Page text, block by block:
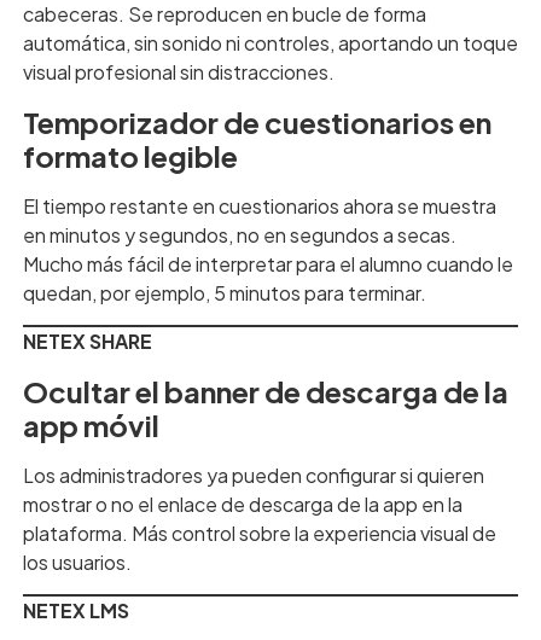
cabeceras. Se reproducen en bucle de forma
automática, sin sonido ni controles, aportando un toque
visual profesional sin distracciones.
Temporizador de cuestionarios en
formato legible
El tiempo restante en cuestionarios ahora se muestra
en minutos y segundos, no en segundos a secas.
Mucho más fácil de interpretar para el alumno cuando le
quedan, por ejemplo, 5 minutos para terminar.
NETEX SHARE
Ocultar el banner de descarga de la
app móvil
Los administradores ya pueden configurar si quieren
mostrar o no el enlace de descarga de la app en la
plataforma. Más control sobre la experiencia visual de
los usuarios.
NETEX LMS